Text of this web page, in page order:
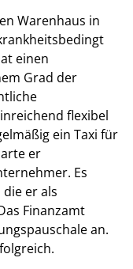
Warenhaus in
einen
Grad der
flexibel
ein Taxi für
er
Es
die er als
Finanzamt
an.